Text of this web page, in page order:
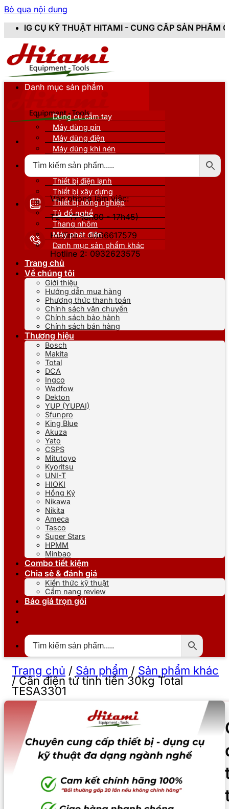
Bỏ qua nội dung
HITAMI - CUNG CẤP SẢN PHẨM CHÍNH HÃNG, MỚI
Văn phòng làm việc:
T2 - T7 (8h00 - 17h45)
Hotline 1: 0866617579
Hotline 2: 0932623575
Danh mục sản phẩm
Dụng cụ cầm tay
Máy dùng pin
Máy dùng điện
Máy dùng khí nén
Thiết bị nâng đỡ
Thiết bị điện lạnh
Thiết bị xây dựng
Thiết bị nông nghiệp
Tủ đồ nghề
Thang nhôm
Máy phát điện
Danh mục sản phẩm khác
Trang chủ
Về chúng tôi
Giới thiệu
Hướng dẫn mua hàng
Phương thức thanh toán
Chính sách vận chuyển
Chính sách bảo hành
Chính sách bán hàng
Thương hiệu
Bosch
Makita
Total
DCA
Ingco
Wadfow
Dekton
YUP (YUPAI)
Sfunpro
King Blue
Akuza
Yato
CSPS
Mitutoyo
Kyoritsu
UNI-T
HIOKI
Hồng Ký
Nikawa
Nikita
Ameca
Tasco
Super Stars
HPMM
Minbao
Combo tiết kiệm
Chia sẻ & đánh giá
Kiến thức kỹ thuật
Cẩm nang review
Báo giá trọn gói
Trang chủ / Sản phẩm / Sản phẩm khác
/Cân điện tử tính tiền 30kg Total
TESA3301